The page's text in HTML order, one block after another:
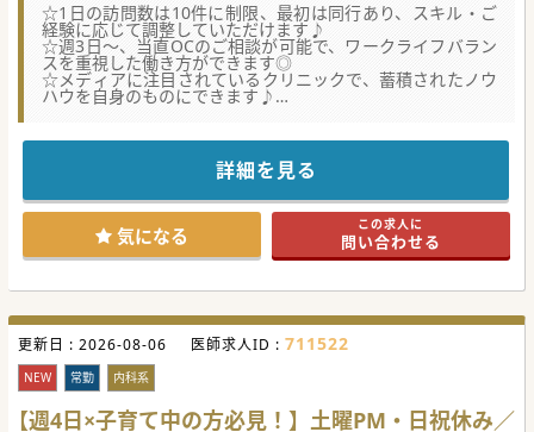
☆1日の訪問数は10件に制限、最初は同行あり、スキル・ご
経験に応じて調整していただけます♪
☆週3日～、当直OCのご相談が可能で、ワークライフバラン
スを重視した働き方ができます◎
☆メディアに注目されているクリニックで、蓄積されたノウ
ハウを自身のものにできます♪
■医師1名に対し運転や事務作業を代行する診療アシスタン
トが2名同行するため、診察や診療に専念できる環境が整っ
■若手を中心に多様な専門を持つ医師が在籍しており、チャ
ットを活用して他科の医師へ迅速に相談や意見交換が可能で
■毎週火曜日の午後は座学研修をはじめとした学習時間に充
てており、業務に必要な知識を吸収しながらスキルアップで
【具体的な業務内容】
■個人宅を中心に1日8件～10件程度の訪問診療を実施し、1
件あたり平均20分ほどかけてじっくり患者様と向き合いま
す。
■狭いエリアに特化して訪問するため移動時間は短く、効率
的なスケジュールで体力的負担を抑えた診療業務が可能で
す。
詳細を見る
気になる この求人に
問い合わせる
更新日 : 2026-08-06 医師求人ID : 711522
NEW 常勤 内科系
【週4日×子育て中の方必見！】土曜PM・日祝休み／